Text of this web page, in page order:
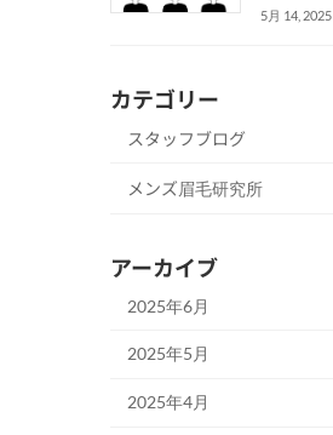
5月 14, 2025
カテゴリー
スタッフブログ
メンズ眉毛研究所
アーカイブ
2025年6月
2025年5月
2025年4月